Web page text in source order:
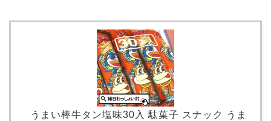
うまい棒牛タン塩味30入 駄菓子 スナック うま